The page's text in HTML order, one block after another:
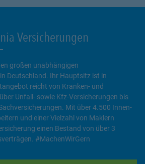
Versicherungen
großen unabhängigen
Deutschland. Ihr Hauptsitz ist in
reicht von Kranken- und
Unfall- sowie Kfz-Versicherungen bis
Mit über 4.500 Innen-
und einer Vielzahl von Maklern
einen Bestand von über 3
#MachenWirGern